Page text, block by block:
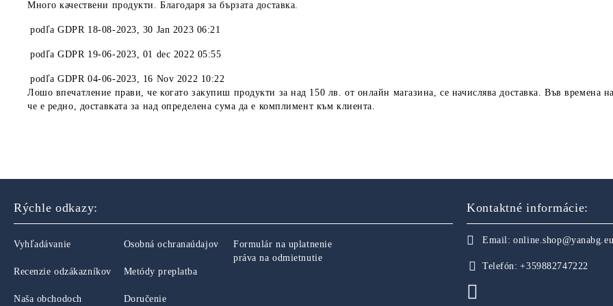
Много качествени продукти. Благодаря за бързата доставка.
podľaGDPR 18-08-2023, 30 Jan 2023 06:21
podľaGDPR 19-06-2023, 01 dec 2022 05:55
podľaGDPR 04-06-2023, 16 Nov 2022 10:22
Лошо впечатление прави, че когато закупиш продукти за над 150 лв. от онлайн магазина, се начислява доставка. Във времена
че е редно, доставката за над определена сума да е комплимент към клиента.
Rýchle odkazy:
Vyhľadávanie
Recenzie odzákazníkov
Naša obchodoch
Osobná ochranaúdajov
Metódy preplatba
Doručenie
Formulár na uplatnenie
práva na odmietnutie
Kontaktné informácie:
Email: online.shop@yanabg.eu
Telefón: +359882747222